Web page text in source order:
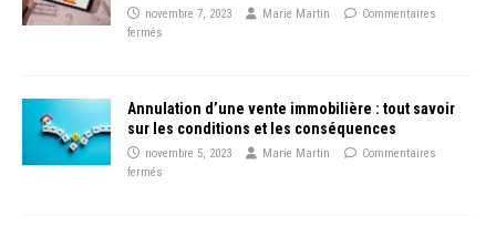
novembre 7, 2023 Marie Martin
Commentaires
fermés
Annulation d’une vente immobilière : tout savoir
sur les conditions et les conséquences
novembre 5, 2023 Marie Martin
Commentaires
fermés